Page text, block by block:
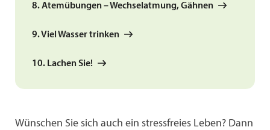
8. Atemübungen – Wechselatmung, Gähnen
9. Viel Wasser trinken
10. Lachen Sie!
Wünschen Sie sich auch ein stressfreies Leben? Dann